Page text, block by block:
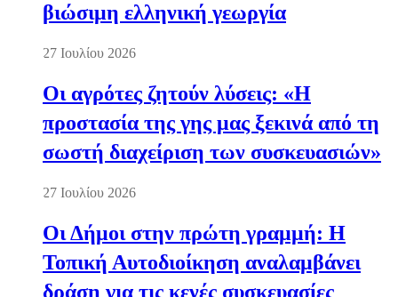
βιώσιμη ελληνική γεωργία
27 Ιουλίου 2026
Οι αγρότες ζητούν λύσεις: «Η
προστασία της γης μας ξεκινά από τη
σωστή διαχείριση των συσκευασιών»
27 Ιουλίου 2026
Οι Δήμοι στην πρώτη γραμμή: Η
Τοπική Αυτοδιοίκηση αναλαμβάνει
δράση για τις κενές συσκευασίες